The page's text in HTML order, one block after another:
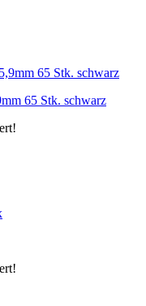
65 Stk. schwarz